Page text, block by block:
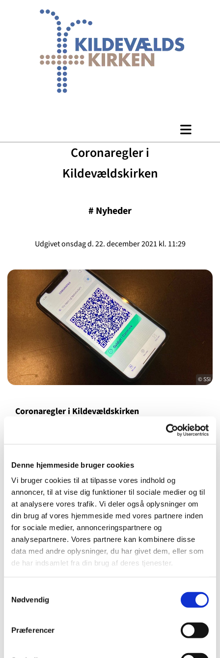
Denne hjemmeside bruger cookies
Vi bruger cookies til at tilpasse vores indhold og
annoncer, til at vise dig funktioner til sociale medier og til
at analysere vores trafik. Vi deler også oplysninger om
din brug af vores hjemmeside med vores partnere inden
for sociale medier, annonceringspartnere og
analysepartnere. Vores partnere kan kombinere disse
data med andre oplysninger, du har givet dem, eller som
de har indsamlet fra din brug af deres tjenester.
Nødvendig
Præferencer
Coronaregler i
Kildevældskirken
# Nyheder
Udgivet onsdag d. 22. december 2021 kl. 11:29
© SSI
Coronaregler i Kildevældskirken
Folkekirken, herunder Kildevældskirken, er underlagt en
bliver løbende ændret. Disse gælder til og med 31. januar:
Deltagere ved kirkens gudstjenester og andre
arrangementer skal bære mundbind, bortset fra
når de sidder ned.
Besøgende skal vise et grønt coronapas, når de
deltager i kirkens arrangementer og gudstjenester.
Kirkerne skal tjekke coronapas, når der er mere
end 100 deltagere ved indendørs arrangementer og
1000 deltagere ved udendørs arrangementer.
Der skal være tydelig skiltning, hvor man går ind og
ud af kirkens lokaler, om de gældende restriktioner
og anbefalinger i folkekirken.
folkekirken, at de i videst muligt omfang arbejder
hjemmefra.